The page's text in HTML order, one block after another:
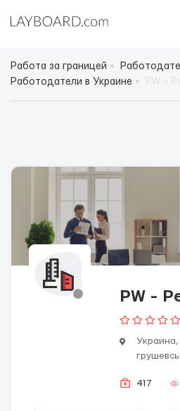
Работа за границей
Работодатели в Украине
PW -
Украина,
417